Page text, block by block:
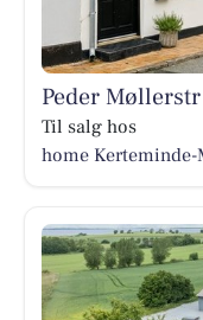
Peder
Til salg hos
home Kerteminde-